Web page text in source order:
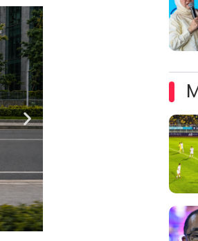
Ajinomoto (Malaysia) Berhad
aminoVITAL® Bersama